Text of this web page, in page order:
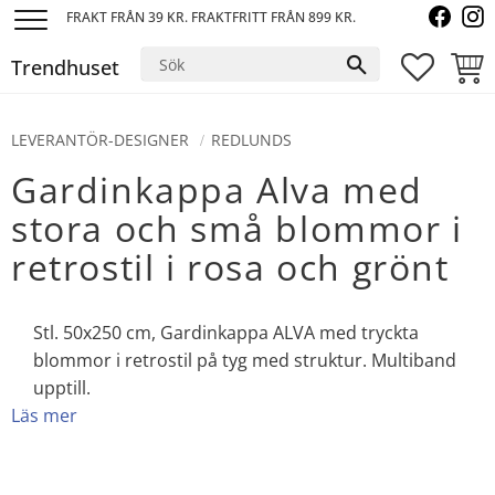
FRAKT FRÅN 39 KR. FRAKTFRITT FRÅN 899 KR.
Trendhuset
LEVERANTÖR-DESIGNER REDLUNDS
Gardinkappa Alva med
stora och små blommor i
retrostil i rosa och grönt
Stl. 50x250 cm, Gardinkappa ALVA med tryckta
blommor i retrostil på tyg med struktur. Multiband
upptill.
Läs mer